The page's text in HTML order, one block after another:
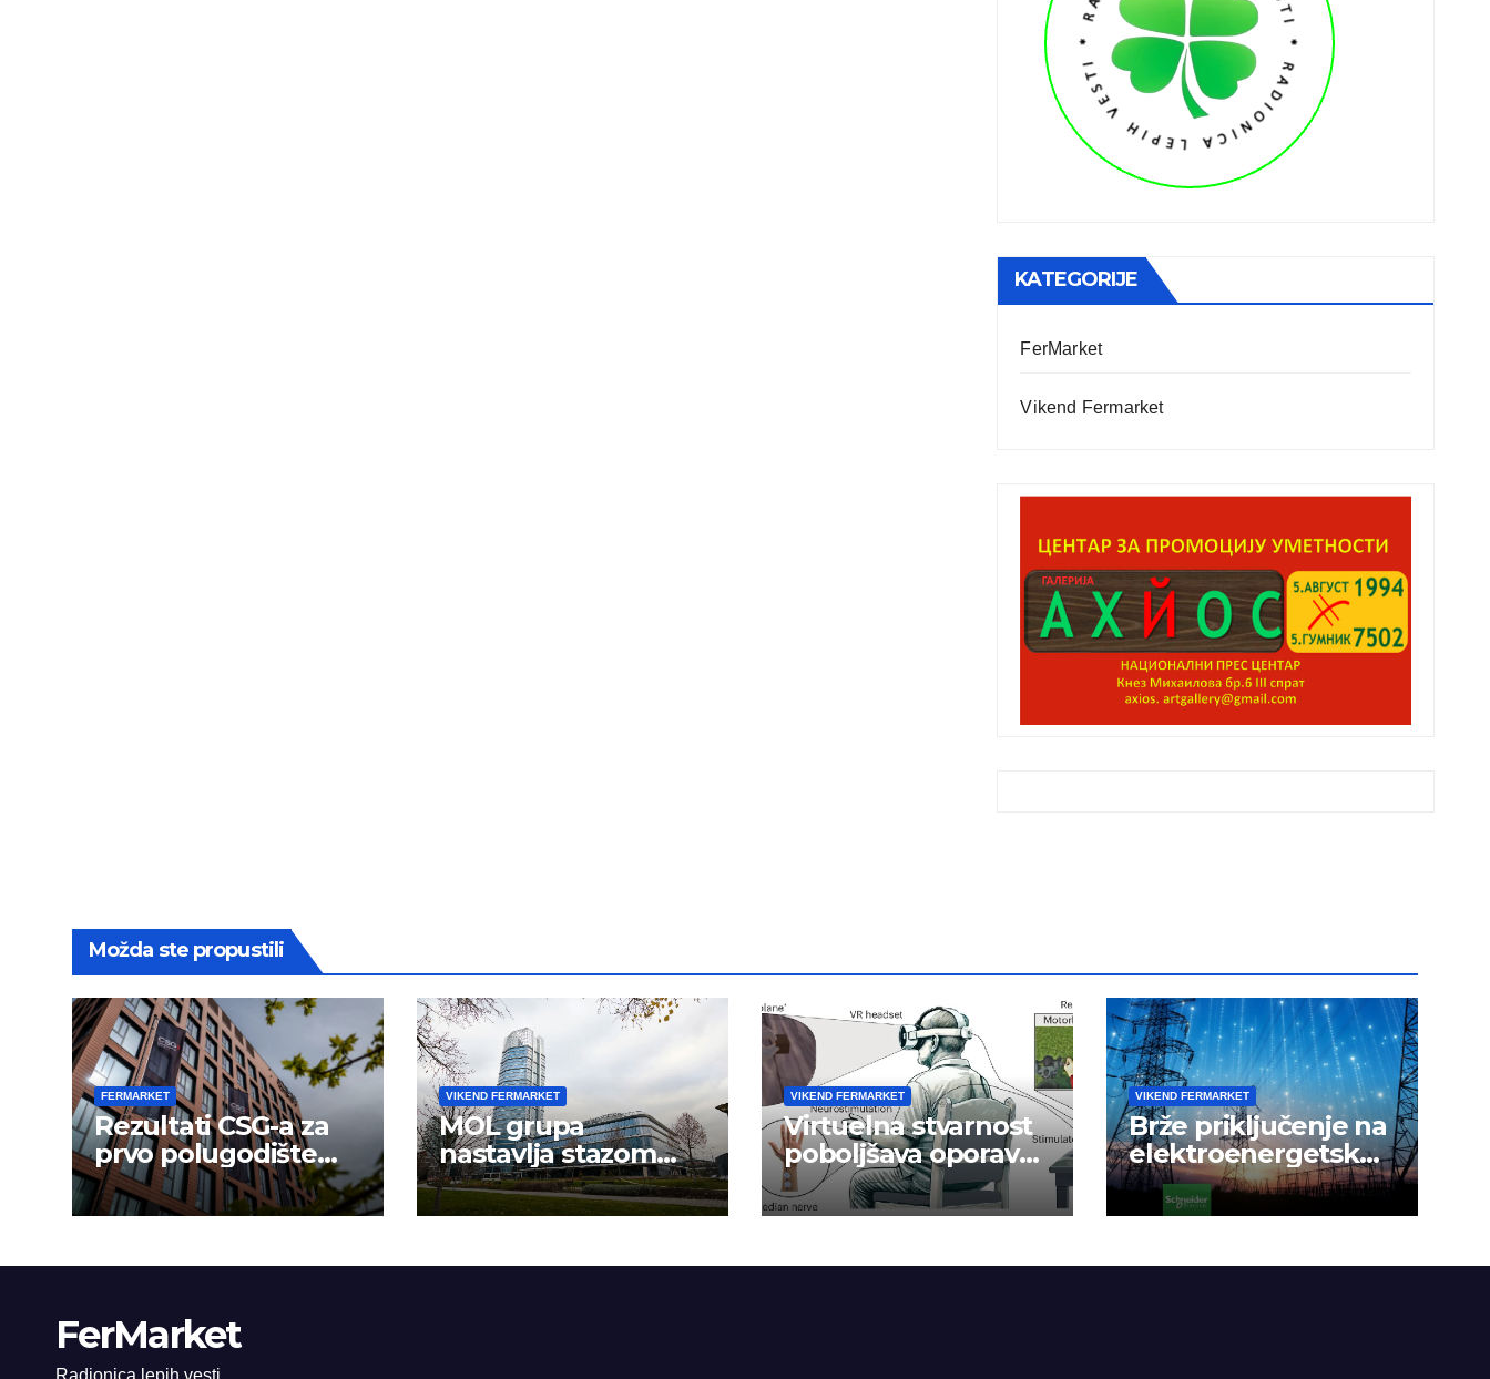
KATEGORIJE
FerMarket
Vikend Fermarket
Možda ste propustili
FERMARKET
Rezultati CSG-a za
prvo polugodište
2026.
VIKEND FERMARKET
MOL grupa
nastavlja stazom
uspeha
VIKEND FERMARKET
Virtuelna stvarnost
poboljšava oporavak
ruke nakon
moždanog udara
VIKEND FERMARKET
Brže priključenje na
elektroenergetsku
mrežu
FerMarket
Radionica lepih vesti